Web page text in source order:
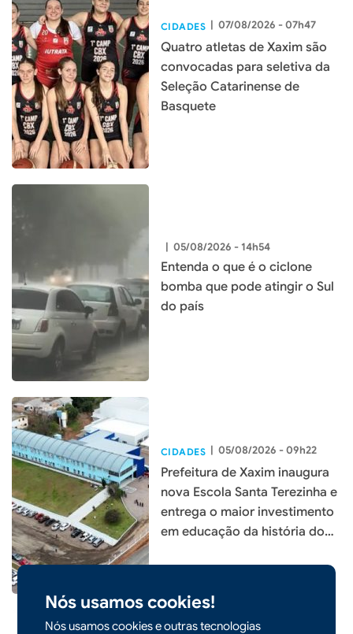
Nós usamos cookies!
Nós usamos cookies e outras tecnologias
CIDADES | 07/08/2026 - 07h47
Quatro atletas de Xaxim são
convocadas para seletiva da
Seleção Catarinense de
Basquete
| 05/08/2026 - 14h54
Entenda o que é o ciclone
bomba que pode atingir o Sul
do país
CIDADES | 05/08/2026 - 09h22
Prefeitura de Xaxim inaugura
nova Escola Santa Terezinha e
entrega o maior investimento
em educação da história do